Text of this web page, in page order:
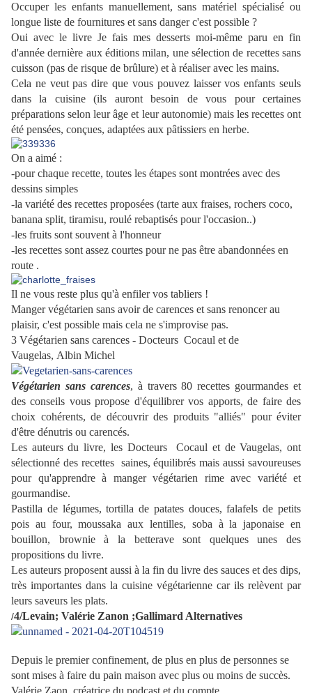
Occuper les enfants manuellement, sans matériel spécialisé ou
longue liste de fournitures et sans danger c'est possible ?
Oui avec le livre Je fais mes desserts moi-même paru en fin
d'année dernière aux éditions milan, une sélection de recettes sans
cuisson (pas de risque de brûlure) et à réaliser avec les mains.
Cela ne veut pas dire que vous pouvez laisser vos enfants seuls
dans la cuisine (ils auront besoin de vous pour certaines
préparations selon leur âge et leur autonomie) mais les recettes ont
été pensées, conçues, adaptées aux pâtissiers en herbe.
On a aimé :
-pour chaque recette, toutes les étapes sont montrées avec des
dessins simples
-la variété des recettes proposées (tarte aux fraises, rochers coco,
banana split, tiramisu, roulé rebaptisés pour l'occasion..)
-les fruits sont souvent à l'honneur
-les recettes sont assez courtes pour ne pas être abandonnées en
route .
Il ne vous reste plus qu'à enfiler vos tabliers !
Manger végétarien sans avoir de carences et sans renoncer au
plaisir, c'est possible mais cela ne s'improvise pas.
3 Végétarien sans carences - Docteurs Cocaul et de
Vaugelas, Albin Michel
Végétarien sans carences, à travers 80 recettes gourmandes et
des conseils vous propose d'équilibrer vos apports, de faire des
choix cohérents, de découvrir des produits "alliés" pour éviter
d'être dénutris ou carencés.
Les auteurs du livre, les Docteurs Cocaul et de Vaugelas, ont
sélectionné des recettes saines, équilibrés mais aussi savoureuses
pour qu'apprendre à manger végétarien rime avec variété et
gourmandise.
Pastilla de légumes, tortilla de patates douces, falafels de petits
pois au four, moussaka aux lentilles, soba à la japonaise en
bouillon, brownie à la betterave sont quelques unes des
propositions du livre.
Les auteurs proposent aussi à la fin du livre des sauces et des dips,
très importantes dans la cuisine végétarienne car ils relèvent par
leurs saveurs les plats.
/4/Levain; Valérie Zanon ;Gallimard Alternatives
Depuis le premier confinement, de plus en plus de personnes se
sont mises à faire du pain maison avec plus ou moins de succès.